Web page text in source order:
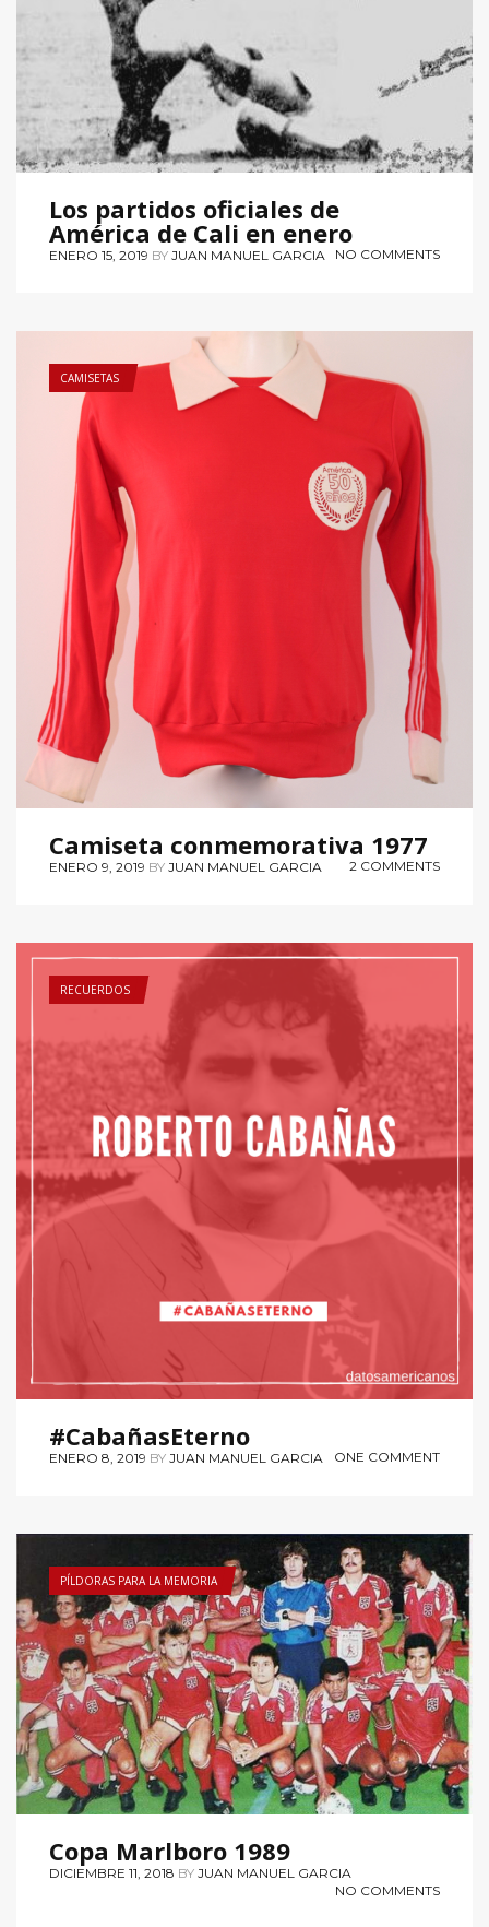
Los partidos oficiales de
América de Cali en enero
ENERO 15, 2019 BY JUAN MANUEL GARCIA NO COMMENTS
CAMISETAS
Camiseta conmemorativa 1977
ENERO 9, 2019 BY JUAN MANUEL GARCIA 2 COMMENTS
RECUERDOS
#CabañasEterno
ENERO 8, 2019 BY JUAN MANUEL GARCIA ONE COMMENT
PÍLDORAS PARA LA MEMORIA
Copa Marlboro 1989
DICIEMBRE 11, 2018 BY JUAN MANUEL GARCIA
NO COMMENTS